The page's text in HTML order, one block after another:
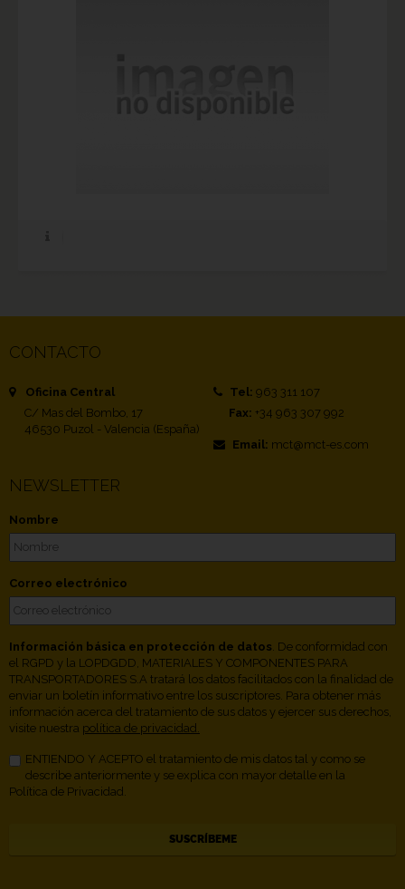
CONTACTO
Oficina Central
C/ Mas del Bombo, 17
46530 Puzol - Valencia (España)
Tel: 963 311 107
Fax: +34 963 307 992
Email: mct@mct-es.com
NEWSLETTER
Nombre
Correo electrónico
Información básica en protección de datos . De conformidad con
el RGPD y la LOPDGDD, MATERIALES Y COMPONENTES PARA
TRANSPORTADORES S.A tratará los datos facilitados con la finalidad de
enviar un boletín informativo entre los suscriptores. Para obtener más
información acerca del tratamiento de sus datos y ejercer sus derechos,
visite nuestra política de privacidad.
ENTIENDO Y ACEPTO el tratamiento de mis datos tal y como se
describe anteriormente y se explica con mayor detalle en la
Política de Privacidad.